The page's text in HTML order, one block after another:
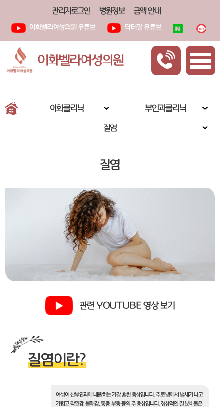
관리자로그인 병원정보 금액 안내
이화벨라여성의원 유튜브 닥터팡 유튜브
이화벨라여성의원
이화클리닉 부인과클리닉
질염
질염
관련 YOUTUBE 영상 보기
질염이란?
여성이 산부인과에 내원하는 가장 흔한 증상입니다. 주로 냉에서 냄새가 나고
가렵고 작열감, 불쾌감, 통증, 부종 등의 주 증상입니다. 정상적인 질 분비물은